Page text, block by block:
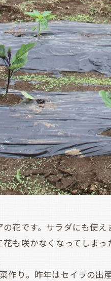
花です。サラダにも使
も咲かなくなってしま
作り。昨年はセイラの出